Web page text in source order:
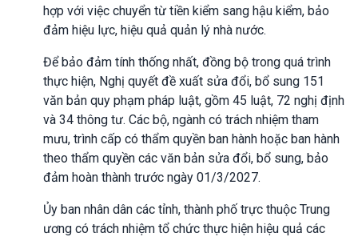
hợp với việc chuyển từ tiền kiểm sang hậu kiểm, bảo
đảm hiệu lực, hiệu quả quản lý nhà nước.
Để bảo đảm tính thống nhất, đồng bộ trong quá trình
thực hiện, Nghị quyết đề xuất sửa đổi, bổ sung 151
văn bản quy phạm pháp luật, gồm 45 luật, 72 nghị định
và 34 thông tư. Các bộ, ngành có trách nhiệm tham
mưu, trình cấp có thẩm quyền ban hành hoặc ban hành
theo thẩm quyền các văn bản sửa đổi, bổ sung, bảo
đảm hoàn thành trước ngày 01/3/2027.
Ủy ban nhân dân các tỉnh, thành phố trực thuộc Trung
ương có trách nhiệm tổ chức thực hiện hiệu quả các